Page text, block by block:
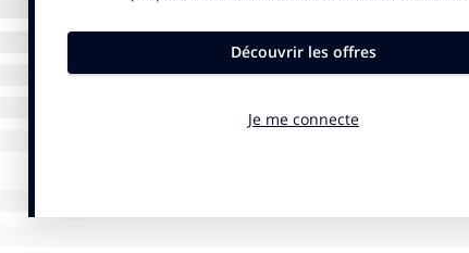
droits et aux services du quotidien au même titre
des conditions de vie plus autonomes.